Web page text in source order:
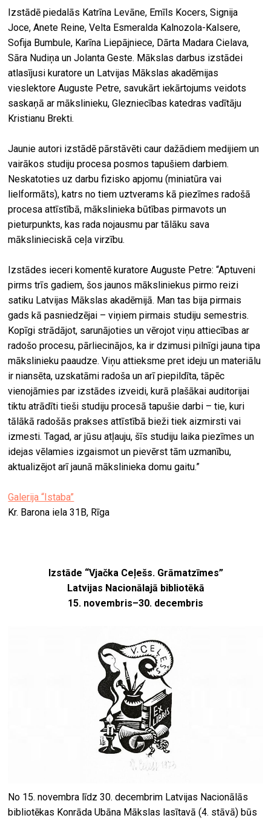
Izstādē piedalās Katrīna Levāne, Emīls Kocers, Signija
Joce, Anete Reine, Velta Esmeralda Kalnozola-Kalsere,
Sofija Bumbule, Karīna Liepājniece, Dārta Madara Cielava,
Sāra Nudiņa un Jolanta Geste. Mākslas darbus izstādei
atlasījusi kuratore un Latvijas Mākslas akadēmijas
vieslektore Auguste Petre, savukārt iekārtojums veidots
saskaņā ar mākslinieku, Glezniecības katedras vadītāju
Kristianu Brekti.
Jaunie autori izstādē pārstāvēti caur dažādiem medijiem un
vairākos studiju procesa posmos tapušiem darbiem.
Neskatoties uz darbu fizisko apjomu (miniatūra vai
lielformāts), katrs no tiem uztverams kā piezīmes radošā
procesa attīstībā, mākslinieka būtības pirmavots un
pieturpunkts, kas rada nojausmu par tālāku sava
mākslinieciskā ceļa virzību.
Izstādes ieceri komentē kuratore Auguste Petre: “Aptuveni
pirms trīs gadiem, šos jaunos māksliniekus pirmo reizi
satiku Latvijas Mākslas akadēmijā. Man tas bija pirmais
gads kā pasniedzējai – viņiem pirmais studiju semestris.
Kopīgi strādājot, sarunājoties un vērojot viņu attiecības ar
radošo procesu, pārliecinājos, ka ir dzimusi pilnīgi jauna tipa
mākslinieku paaudze. Viņu attieksme pret ideju un materiālu
ir niansēta, uzskatāmi radoša un arī piepildīta, tāpēc
vienojāmies par izstādes izveidi, kurā plašākai auditorijai
tiktu atrādīti tieši studiju procesā tapušie darbi – tie, kuri
tālākā radošās prakses attīstībā bieži tiek aizmirsti vai
izmesti. Tagad, ar jūsu atļauju, šīs studiju laika piezīmes un
idejas vēlamies izgaismot un pievērst tām uzmanību,
aktualizējot arī jaunā mākslinieka domu gaitu.”
Galerija “Istaba”
Kr. Barona iela 31B, Rīga
Izstāde “Vjačka Ceļešs. Grāmatzīmes”
Latvijas Nacionālajā bibliotēkā
15. novembris–30. decembris
No 15. novembra līdz 30. decembrim Latvijas Nacionālās
bibliotēkas Konrāda Ubāna Mākslas lasītavā (4. stāvā) būs